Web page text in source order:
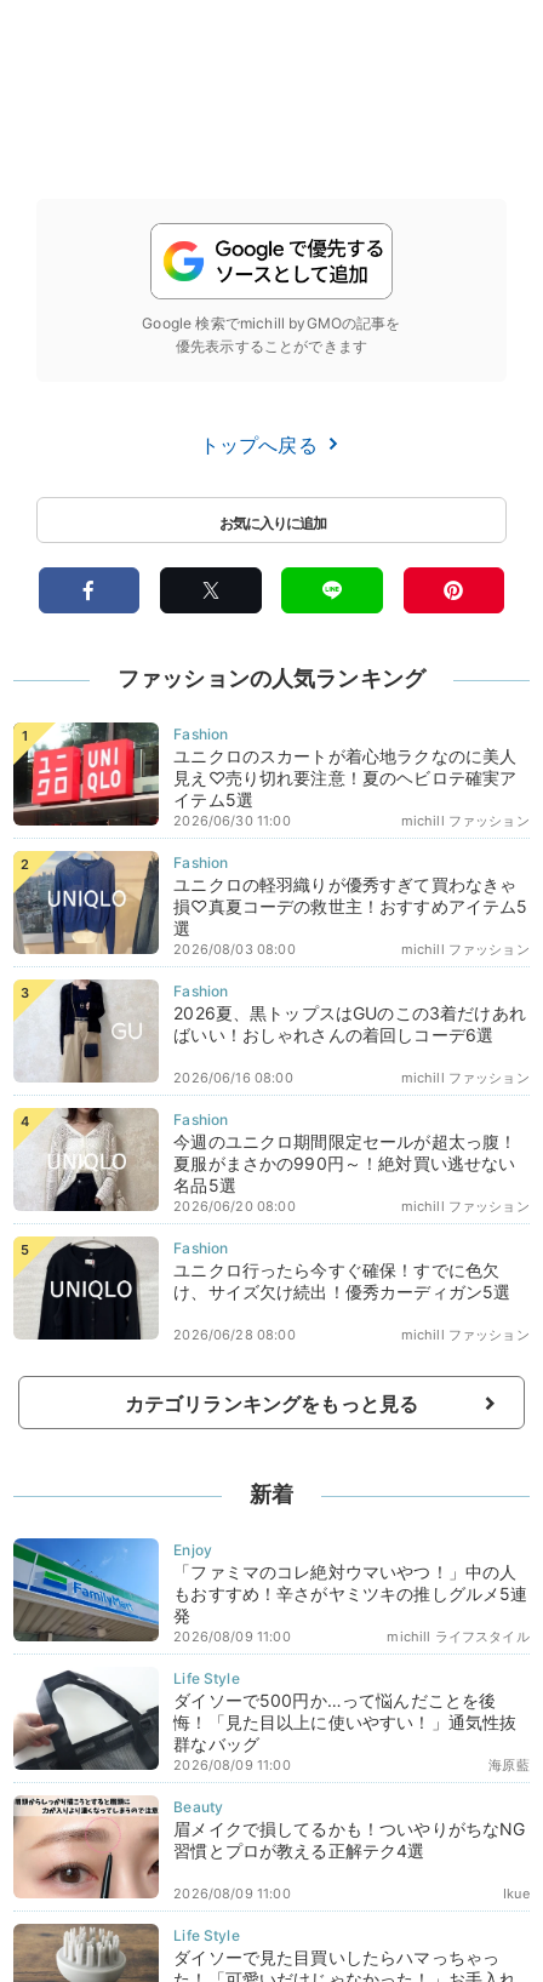
Google 検索でmichill byGMOの記事を
優先表示することができます
トップへ戻る
ファッションの人気ランキング
ユニクロのスカートが着心地ラクなのに美人
見え♡売り切れ要注意！夏のヘビロテ確実ア
イテム5選
michill ファッション
2026/06/30 11:00
ユニクロの軽羽織りが優秀すぎて買わなきゃ
損♡真夏コーデの救世主！おすすめアイテム5
選
michill ファッション
2026/08/03 08:00
2026夏、黒トップスはGUのこの3着だけあれ
ばいい！おしゃれさんの着回しコーデ6選
michill ファッション
2026/06/16 08:00
今週のユニクロ期間限定セールが超太っ腹！
夏服がまさかの990円～！絶対買い逃せない
名品5選
michill ファッション
2026/06/20 08:00
ユニクロ行ったら今すぐ確保！すでに色欠
け、サイズ欠け続出！優秀カーディガン5選
michill ファッション
2026/06/28 08:00
カテゴリランキングをもっと見る
新着
「ファミマのコレ絶対ウマいやつ！」中の人
もおすすめ！辛さがヤミツキの推しグルメ5連
発
michill ライフスタイル
2026/08/09 11:00
ダイソーで500円か…って悩んだことを後
悔！「見た目以上に使いやすい！」通気性抜
群なバッグ
海原藍
2026/08/09 11:00
眉メイクで損してるかも！ついやりがちなNG
習慣とプロが教える正解テク4選
Ikue
2026/08/09 11:00
ダイソーで見た目買いしたらハマっちゃっ